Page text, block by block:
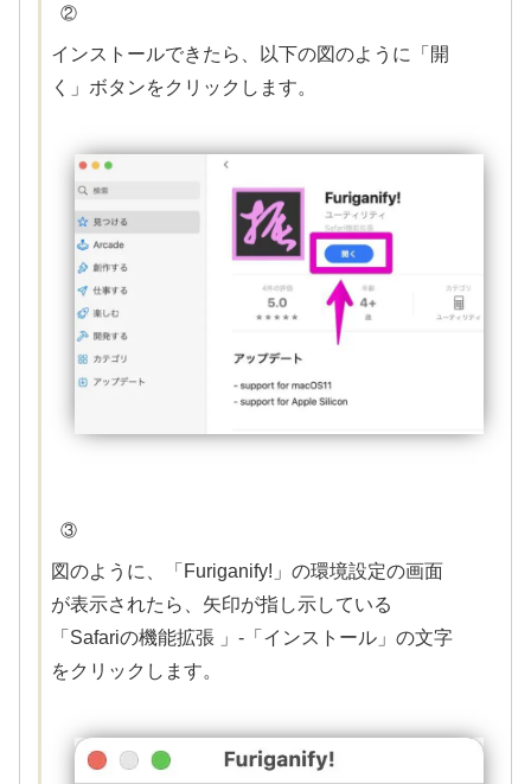
②
インストールできたら、以下の図のように「開
く」ボタンをクリックします。
③
図のように、「Furiganify!」の環境設定の画面
が表示されたら、矢印が指し示している
「Safariの機能拡張 」-「インストール」の文字
をクリックします。